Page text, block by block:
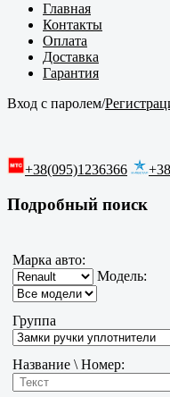
Главная
Контакты
Оплата
Доставка
Гарантия
Вход с паролем/
+38(095)1236366
Подробный поиск
Марка авто:
Модель:
Группа
Название \ Номер: